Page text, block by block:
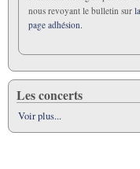
nous revoyant le bulletin sur la
page adhésion.
Les concerts
Voir plus...